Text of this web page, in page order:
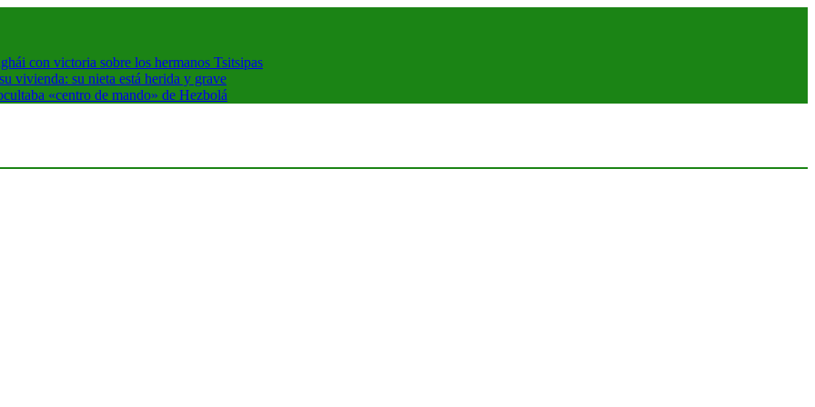
con victoria sobre los hermanos Tsitsipas
vivienda: su nieta está herida y grave
«centro de mando» de Hezbolá